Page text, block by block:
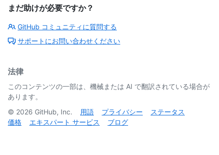
まだ助けが必要ですか？
GitHub コミュニティに質問する
サポートにお問い合わせください
法律
このコンテンツの一部は、機械または AI で翻訳されている場合が
あります。
© 2026 GitHub, Inc. 用語 プライバシー
ステータス
価格
エキスパート サービス ブログ